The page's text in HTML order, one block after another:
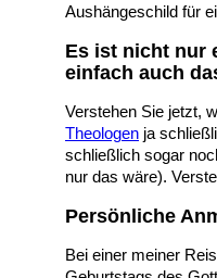
Aushängeschild für
Es ist nicht nur
einfach auch
Verstehen Sie jetzt,
Theologen ja
schließlich sogar
nur das wäre).
Persönliche
Bei einer meiner